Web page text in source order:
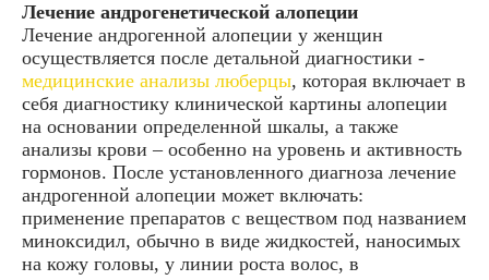
Лечение андрогенетической алопеции
Лечение андрогенной алопеции у женщин
осуществляется после детальной диагностики -
медицинские анализы люберцы, которая включает в
себя диагностику клинической картины алопеции
на основании определенной шкалы, а также
анализы крови – особенно на уровень и активность
гормонов. После установленного диагноза лечение
андрогенной алопеции может включать:
применение препаратов с веществом под названием
миноксидил, обычно в виде жидкостей, наносимых
на кожу головы, у линии роста волос, в